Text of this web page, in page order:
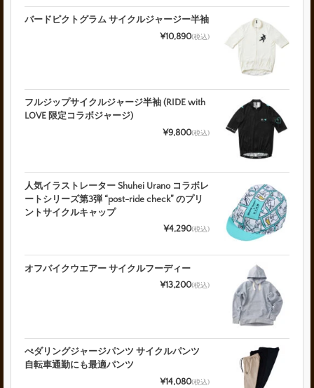
バードピクトグラム サイクルジャージー半袖
¥10,890(税込)
フルジップサイクルジャージ半袖 (RIDE with
LOVE 限定コラボジャージ)
¥9,800(税込)
人気イラストレーター Shuhei Urano コラボレ
ートシリーズ第3弾 “post-ride check” のプリ
ントサイクルキャップ
¥4,290(税込)
オフバイクウエアー サイクルフーディー
¥13,200(税込)
ぺダリングジャージパンツ サイクルパンツ
自転車通勤にも最適パンツ
¥14,080(税込)